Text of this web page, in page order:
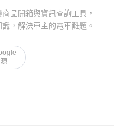
品開箱與資訊查詢工具，
，解決車主的電車難題。